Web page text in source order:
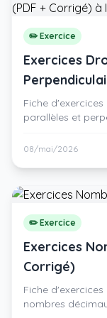
✏️ Exercice
Exercices
Imprimer
Fiche
parallèles et
gratuit avec
08/mai/2026
✏️ Exercice
Exercices
Corrigé)
Fiche
nombres